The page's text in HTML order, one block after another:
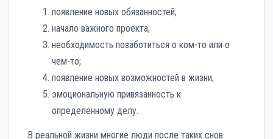
появление новых обязанностей;
начало важного проекта;
необходимость позаботиться о ком-то или о
чем-то;
появление новых возможностей в жизни;
эмоциональную привязанность к
определенному делу.
В реальной жизни многие люди после таких снов